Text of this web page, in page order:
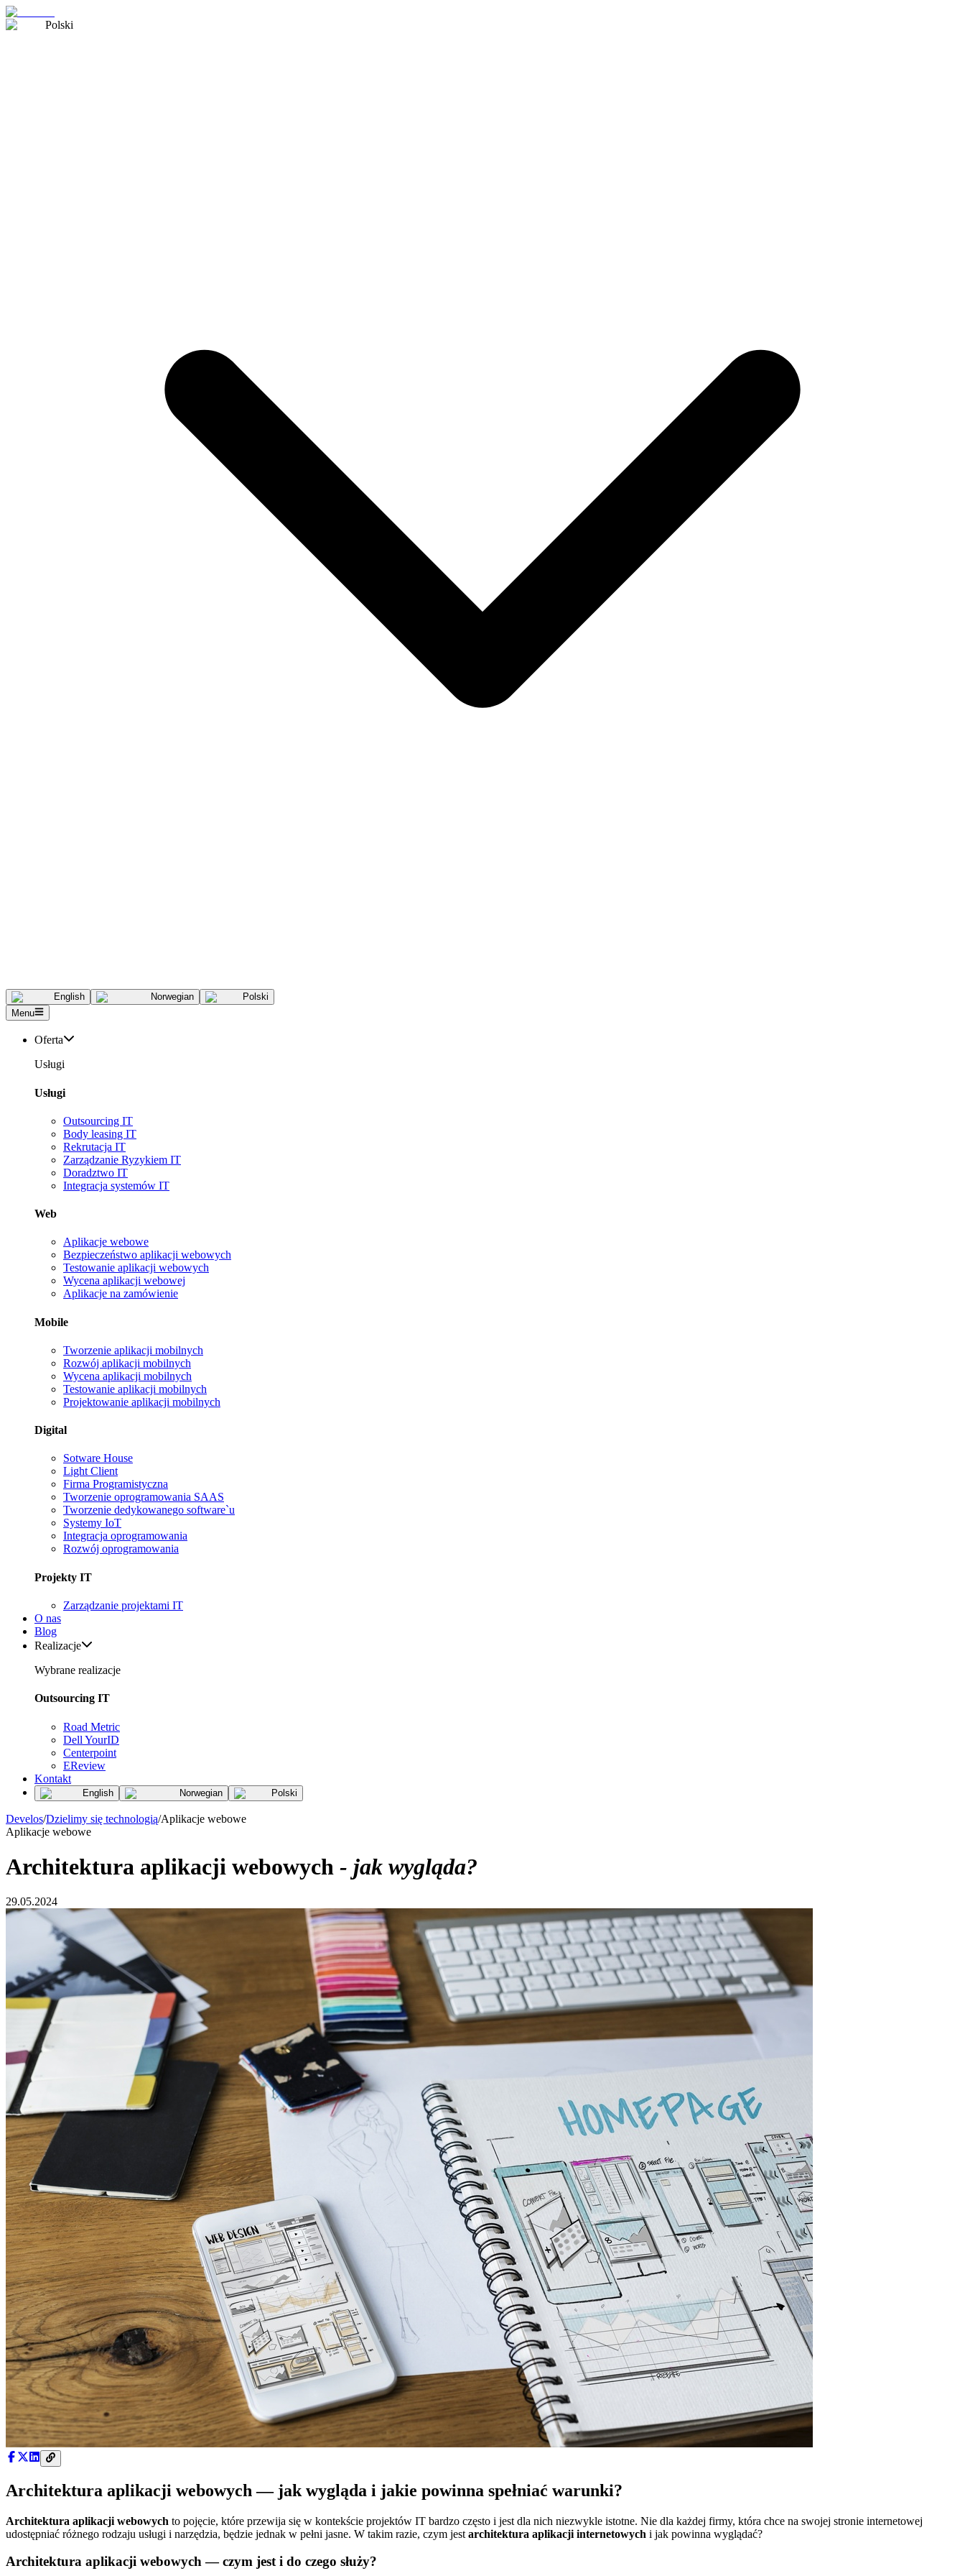
Polski
English Norwegian
Polski
Menu
Oferta
Usługi
Usługi
Outsourcing IT
Body leasing IT
Rekrutacja IT
Zarządzanie Ryzykiem IT
Doradztwo IT
Integracja systemów IT
Web
Aplikacje webowe
Bezpieczeństwo aplikacji webowych
Testowanie aplikacji webowych
Wycena aplikacji webowej
Aplikacje na zamówienie
Mobile
Tworzenie aplikacji mobilnych
Rozwój aplikacji mobilnych
Wycena aplikacji mobilnych
Testowanie aplikacji mobilnych
Projektowanie aplikacji mobilnych
Digital
Sotware House
Light Client
Firma Programistyczna
Tworzenie oprogramowania SAAS
Tworzenie dedykowanego software`u
Systemy IoT
Integracja oprogramowania
Rozwój oprogramowania
Projekty IT
Zarządzanie projektami IT
O nas
Blog
Realizacje
Wybrane realizacje
Outsourcing IT
Road Metric
Dell YourID
Centerpoint
EReview
Kontakt
English Norwegian Polski
Develos/Dzielimy się technologią/Aplikacje webowe
Aplikacje webowe
Architektura aplikacji webowych - jak wygląda?
29.05.2024
Architektura aplikacji webowych — jak wygląda i jakie powinna spełniać warunki?
Architektura aplikacji webowych to pojęcie, które przewija się w kontekście projektów IT bardzo często i jest dla nich niezwykle istotne. Nie dla każdej firmy, która chce na swojej stronie internetowej
udostępniać różnego rodzaju usługi i narzędzia, będzie jednak w pełni jasne. W takim razie, czym jest architektura aplikacji internetowych i jak powinna wyglądać?
Architektura aplikacji webowych — czym jest i do czego służy?